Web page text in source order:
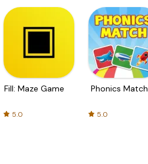
Fill: Maze Game
5.0
Phonics Match
5.0